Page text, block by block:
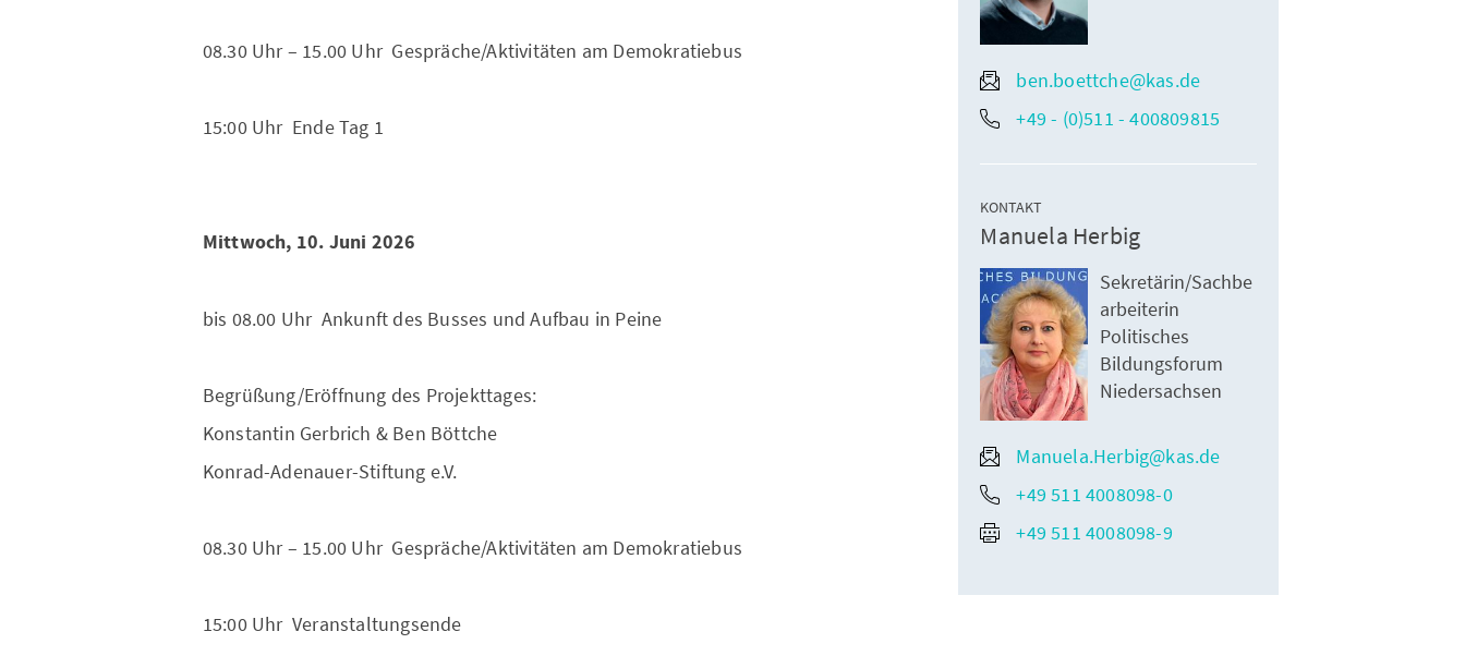
08.30 Uhr – 15.00 Uhr Gespräche/Aktivitäten am Demokratiebus
15:00 Uhr Ende Tag 1
Mittwoch, 10. Juni 2026
bis 08.00 Uhr Ankunft des Busses und Aufbau in Peine
Begrüßung/Eröffnung des Projekttages:
Konstantin Gerbrich & Ben Böttche
Konrad-Adenauer-Stiftung e.V.
08.30 Uhr – 15.00 Uhr Gespräche/Aktivitäten am Demokratiebus
15:00 Uhr Veranstaltungsende
ben.boettche@kas.de
+49 - (0)511 - 400809815
KONTAKT
Manuela Herbig
Sekretärin/Sachbe
arbeiterin
Politisches
Bildungsforum
Niedersachsen
Manuela.Herbig@kas.de
+49 511 4008098-0
+49 511 4008098-9